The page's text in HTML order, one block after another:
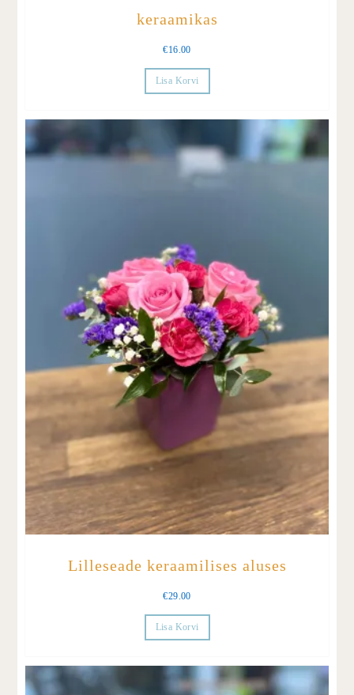
keraamikas
€16.00
Lisa Korvi
Lilleseade keraamilises aluses
€29.00
Lisa Korvi